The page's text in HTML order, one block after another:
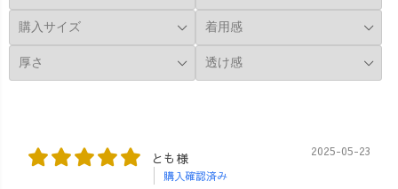
とも様
購入確認済み
2025-05-23